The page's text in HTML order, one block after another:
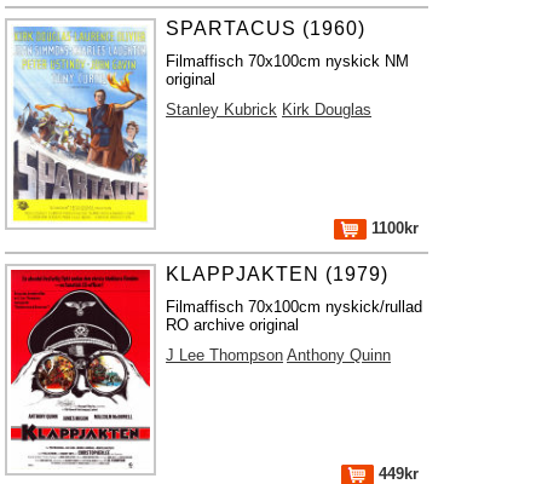
SPARTACUS (1960)
Filmaffisch 70x100cm nyskick NM
original
Stanley Kubrick Kirk Douglas
1100kr
KLAPPJAKTEN (1979)
Filmaffisch 70x100cm nyskick/rullad
RO archive original
J Lee Thompson Anthony Quinn
449kr